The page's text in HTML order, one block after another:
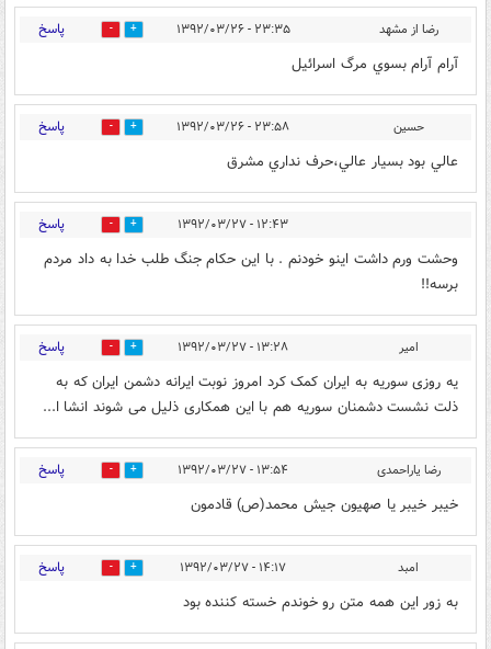
رضا از مشهد ۲۳:۳۵ - ۱۳۹۲/۰۳/۲۶ 0 پاسخ
آرام آرام بسوي مرگ اسرائيل
حسين ۲۳:۵۸ - ۱۳۹۲/۰۳/۲۶ 0 پاسخ
عالي بود بسيار عالي،حرف نداري مشرق
۱۲:۴۳ - ۱۳۹۲/۰۳/۲۷ 0 پاسخ
وحشت ورم داشت اینو خودنم . با این حکام جنگ طلب خدا به داد مردم
برسه!!
امیر ۱۳:۲۸ - ۱۳۹۲/۰۳/۲۷ 0 پاسخ
یه روزی سوریه به ایران کمک کرد امروز نوبت ایرانه دشمن ایران که به
ذلت نشست دشمنان سوریه هم با این همکاری ذلیل می شوند انشا ا...
رضا یاراحمدی ۱۳:۵۴ - ۱۳۹۲/۰۳/۲۷ 0 پاسخ
خیبر خیبر یا صهیون جیش محمد(ص) قادمون
امبد ۱۴:۱۷ - ۱۳۹۲/۰۳/۲۷ 0 پاسخ
به زور این همه متن رو خوندم خسته کننده بود